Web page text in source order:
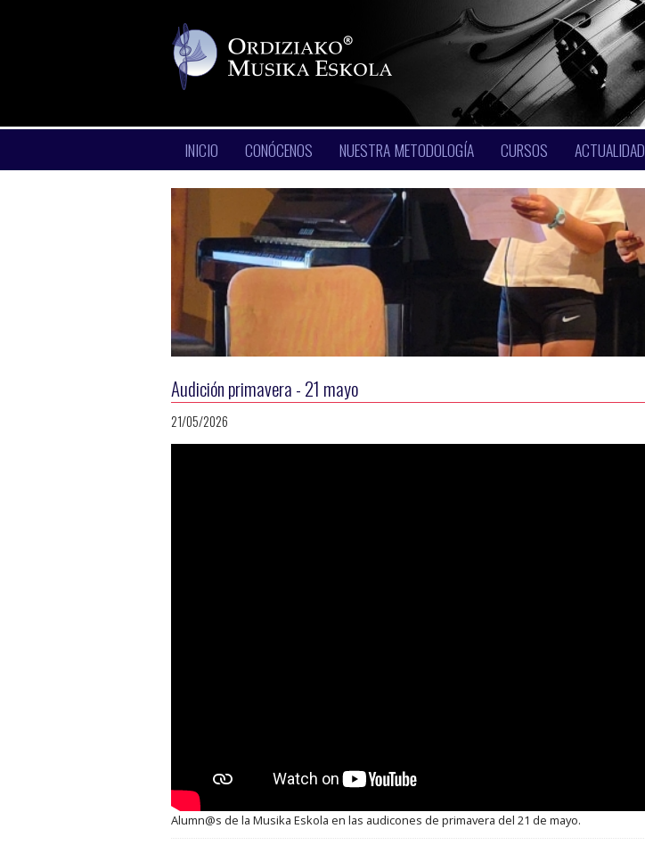
INICIO CONÓCENOS NUESTRA METODOLOGÍA CURSOS ACTUALIDAD
Audición primavera - 21 mayo
21/05/2026
Alumn@s de la Musika Eskola en las audicones de primavera del 21 de mayo.